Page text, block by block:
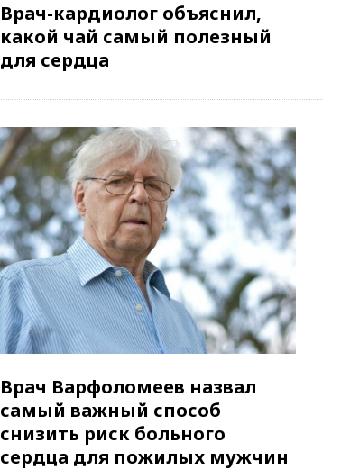
Врач-кардиолог объяснил,
какой чай самый полезный
для сердца
Врач Варфоломеев назвал
самый важный способ
снизить риск больного
сердца для пожилых мужчин